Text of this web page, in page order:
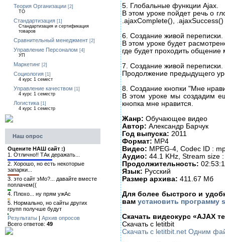
Теория Организации [2]
ТО
Стандартизация [1]
Стандартизация и сертификация
товаров
Сравнительный менеджмент [2]
Управление Персоналом [4]
УП
Маркетинг [2]
Социология [1]
4 курс 1 семест
Управление качеством [1]
4 курс 1 семестр
Логистика [1]
4 курс 1 семестр
Наш опрос
Оцените НАШ сайт :)
1. Отлично!! ТАк деражать...
2. Хорошо, но есть некоторые
запарки...
3. это сайт эМо?... давайте вместе
поплачем((
4. Плохо... ну прям ужАс
5. Нормально, но сайты других
групп получше будут
Результаты | Архив опросов
Всего ответов: 49
5. Глобальные функции Ajax.
В этом уроке пойдет речь о
.ajaxComplete(), .ajaxSuccess()
6. Создание живой переписки.
В этом уроке будет
где будет проходить
7. Создание живой переписки.
Продолжение предыдущего
8. Создание кнопки "Мне
В этом уроке мы создадим
кнопка мне нравится.
Жанр: Обучающее видео
Автор: Александр Барчук
Год выпуска: 2011
Формат: MP4
Видео: MPEG-4, Codec ID :
Аудио: 44.1 KHz, Stream size
Продолжительность:
Язык: Русский
Размер архива: 411.67 Мб
Для более быстрого и
вам установить программу
Скачать видеокурс «AJAX
Скачать с letitbit
Скачать с letitbit.net Одним